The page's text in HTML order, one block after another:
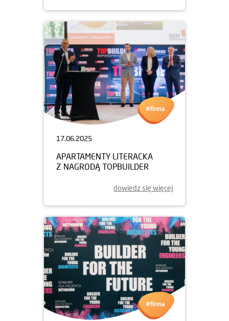
17.06.2025
APARTAMENTY LITERACKA
Z NAGRODĄ TOPBUILDER
dowiedz się więcej